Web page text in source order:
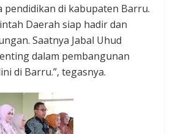
pendidikan di kabupaten Barru.
Daerah siap hadir dan
Saatnya Jabal Uhud
dalam pembangunan
di Barru.”, tegasnya.